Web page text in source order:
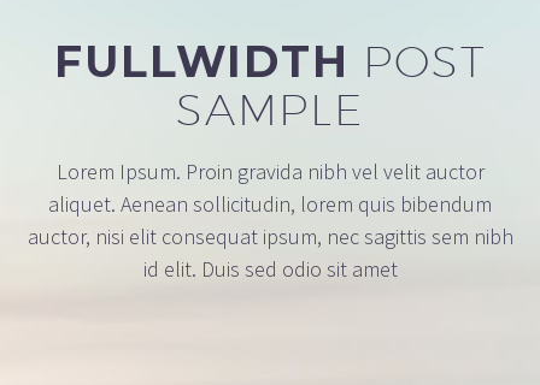
FULLWIDTH POST
SAMPLE
Lorem Ipsum. Proin gravida nibh vel velit auctor
aliquet. Aenean sollicitudin, lorem quis bibendum
auctor, nisi elit consequat ipsum, nec sagittis sem nibh
id elit. Duis sed odio sit amet